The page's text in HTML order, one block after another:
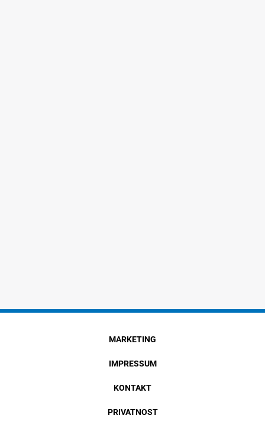
MARKETING
IMPRESSUM
KONTAKT
PRIVATNOST